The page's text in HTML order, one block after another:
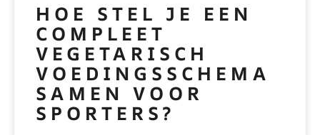
HOE STEL JE EEN
COMPLEET
VEGETARISCH
VOEDINGSSCHEMA
SAMEN VOOR
SPORTERS?